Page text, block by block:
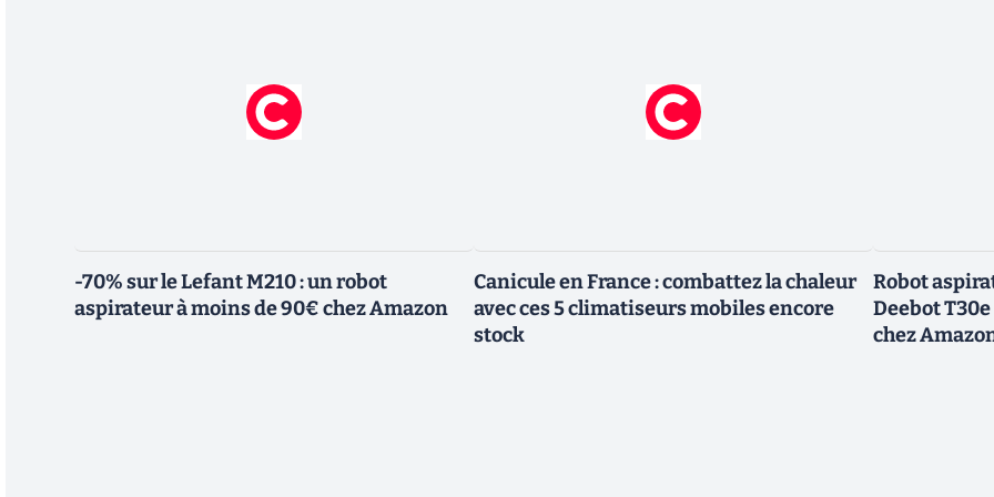
-70% sur le Lefant M210 : un robot
aspirateur à moins de 90€ chez Amazon
Canicule en France : combattez la chaleur
avec ces 5 climatiseurs mobiles encore
stock
Robot
Deebot
chez